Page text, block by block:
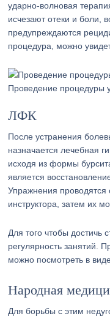
ударно-волновая
исчезают отеки и боли,
предупреждаются
процедура, можно
Проведение процедуры
ЛФК
После устранения
назначается лечебная
исходя из формы
является
Упражнения проводятся
инструктора, затем их
Для того чтобы достичь
регулярность занятий.
можно посмотреть в
Народная
Для борьбы с этим